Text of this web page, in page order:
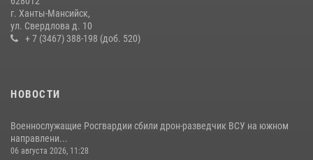
тематические встречи с молодежью
29 июля 2026, 09:54
г. Ханты-Мансийск,
ул. Свердлова д. 10
+ 7 (3467) 388-198 (доб. 520)
НОВОСТИ
Военнослужащие Росгвардии сбили дрон-разведчик ВСУ на южном
направлени...
06 августа 2026, 11:28